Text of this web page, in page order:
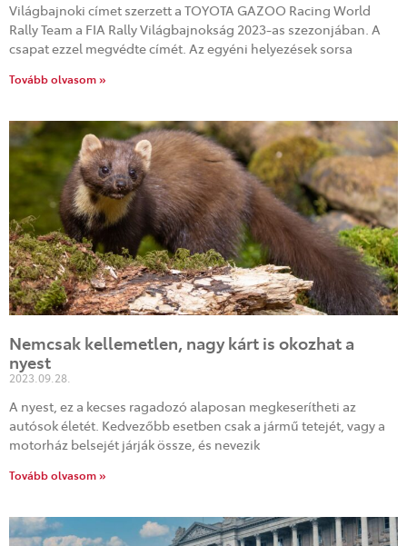
Világbajnoki címet szerzett a TOYOTA GAZOO Racing World
Rally Team a FIA Rally Világbajnokság 2023-as szezonjában. A
csapat ezzel megvédte címét. Az egyéni helyezések sorsa
Tovább olvasom »
Nemcsak kellemetlen, nagy kárt is okozhat a
nyest
2023.09.28.
A nyest, ez a kecses ragadozó alaposan megkeserítheti az
autósok életét. Kedvezőbb esetben csak a jármű tetejét, vagy a
motorház belsejét járják össze, és nevezik
Tovább olvasom »